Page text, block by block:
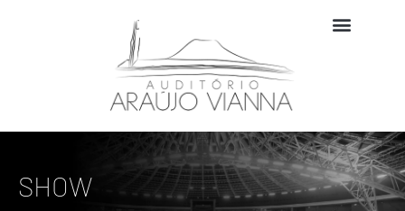
SHOW